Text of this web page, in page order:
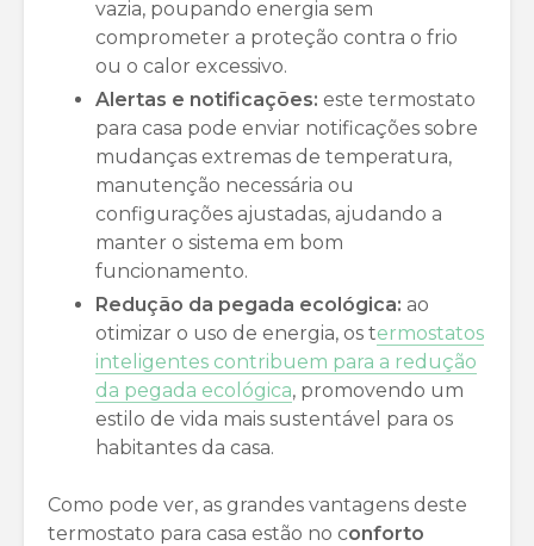
vazia, poupando energia sem
comprometer a proteção contra o frio
ou o calor excessivo.
Alertas e notificações: este termostato
para casa pode enviar notificações sobre
mudanças extremas de temperatura,
manutenção necessária ou
configurações ajustadas, ajudando a
manter o sistema em bom
funcionamento.
Redução da pegada ecológica: ao
otimizar o uso de energia, os termostatos
inteligentes contribuem para a redução
da pegada ecológica, promovendo um
estilo de vida mais sustentável para os
habitantes da casa.
Como pode ver, as grandes vantagens deste
termostato para casa estão no conforto